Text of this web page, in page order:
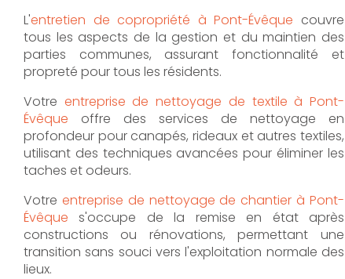
L'entretien de copropriété à Pont-Évêque couvre
tous les aspects de la gestion et du maintien des
parties communes, assurant fonctionnalité et
propreté pour tous les résidents.
Votre entreprise de nettoyage de textile à Pont-
Évêque offre des services de nettoyage en
profondeur pour canapés, rideaux et autres textiles,
utilisant des techniques avancées pour éliminer les
taches et odeurs.
Votre entreprise de nettoyage de chantier à Pont-
Évêque s'occupe de la remise en état après
constructions ou rénovations, permettant une
transition sans souci vers l'exploitation normale des
lieux.